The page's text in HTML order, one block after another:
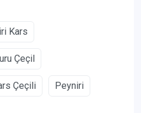
Kars
Çeçil
Çeçili Peyniri